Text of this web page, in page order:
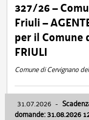
327/26 –
Friuli –
per il Comune
FRIULI
Comune di Cervignano
31.07.2026 -
domande: 31.08.2026